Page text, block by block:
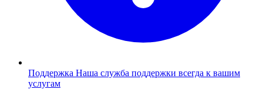
Поддержка Наша служба поддержки всегда к вашим
услугам